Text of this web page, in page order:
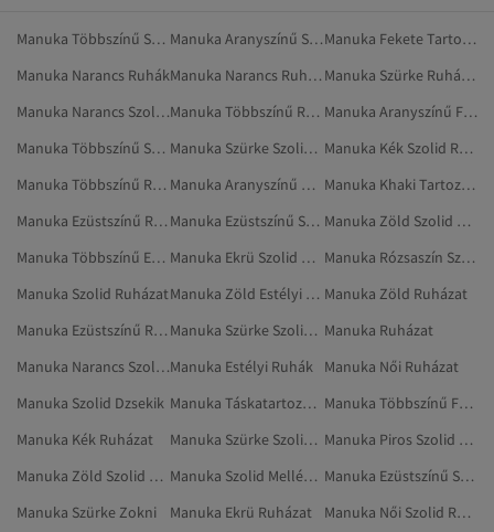
Manuka Többszínű Szolid Ruházat Manuka Aranyszínű Szolid Ruházat
Manuka Fekete Tartozékok
Manuka Narancs Ruhák
Manuka Narancs Ruházat
Manuka Szürke Ruházat
Manuka Narancs Szolid Ruházat
Manuka Többszínű Ruhák
Manuka Aranyszínű Fürdőruhák
Manuka Többszínű Szolid Ruhák
Manuka Szürke Szolid Ruházat
Manuka Kék Szolid Ruházat
Manuka Többszínű Ruházat
Manuka Aranyszínű Ruházat
Manuka Khaki Tartozékok
Manuka Ezüstszínű Ruházat
Manuka Ezüstszínű Szolid Ruházat
Manuka Zöld Szolid Ruházat
Manuka Többszínű Estélyi Ruhák
Manuka Ekrü Szolid Ruházat
Manuka Rózsaszín Szolid Nadrág
Manuka Szolid Ruházat
Manuka Zöld Estélyi Ruhák Manuka Zöld Ruházat
Manuka Ezüstszínű Ruhák
Manuka Szürke Szolid Dzsekik Manuka Ruházat
Manuka Narancs Szolid RuhákManuka Estélyi Ruhák
Manuka Női Ruházat
Manuka Szolid Dzsekik
Manuka Táskatartozékok
Manuka Többszínű Fürdőruhák
Manuka Kék Ruházat
Manuka Szürke Szolid Ruhák
Manuka Piros Szolid Ruházat
Manuka Zöld Szolid Ruhák
Manuka Szolid Mellények
Manuka Ezüstszínű Szolid Ruhák
Manuka Szürke Zokni
Manuka Ekrü Ruházat
Manuka Női Szolid Ruházat